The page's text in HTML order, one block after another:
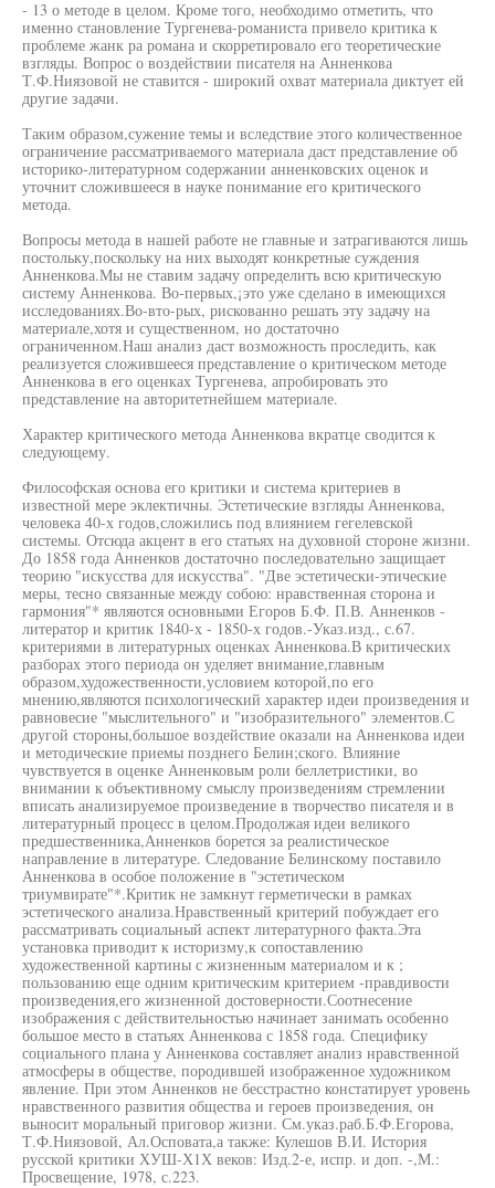
- 13 о методе в целом. Кроме того, необходимо отметить, что
именно становление Тургенева-романиста привело критика к
проблеме жанк ра романа и скорретировало его теоретические
взгляды. Вопрос о воздействии писателя на Анненкова
Т.Ф.Ниязовой не ставится - широкий охват материала диктует ей
другие задачи.
Таким образом,сужение темы и вследствие этого количественное
ограничение рассматриваемого материала даст представление об
историко-литературном содержании анненковских оценок и
уточнит сложившееся в науке понимание его критического
метода.
Вопросы метода в нашей работе не главные и затрагиваются лишь
постольку,поскольку на них выходят конкретные суждения
Анненкова.Мы не ставим задачу определить всю критическую
систему Анненкова. Во-первых,¡это уже сделано в имеющихся
исследованиях.Во-вто-рых, рискованно решать эту задачу на
материале,хотя и существенном, но достаточно
ограниченном.Наш анализ даст возможность проследить, как
реализуется сложившееся представление о критическом методе
Анненкова в его оценках Тургенева, апробировать это
представление на авторитетнейшем материале.
Характер критического метода Анненкова вкратце сводится к
следующему.
Философская основа его критики и система критериев в
известной мере эклектичны. Эстетические взгляды Анненкова,
человека 40-х годов,сложились под влиянием гегелевской
системы. Отсюда акцент в его статьях на духовной стороне жизни.
До 1858 года Анненков достаточно последовательно защищает
теорию "искусства для искусства". "Две эстетически-этические
меры, тесно связанные между собою: нравственная сторона и
гармония"* являются основными Егоров Б.Ф. П.В. Анненков -
литератор и критик 1840-х - 1850-х годов.-Указ.изд., с.67.
критериями в литературных оценках Анненкова.В критических
разборах этого периода он уделяет внимание,главным
образом,художественности,условием которой,по его
мнению,являются психологический характер идеи произведения и
равновесие "мыслительного" и "изобразительного" элементов.С
другой стороны,большое воздействие оказали на Анненкова идеи
и методические приемы позднего Белин;ского. Влияние
чувствуется в оценке Анненковым роли беллетристики, во
внимании к объективному смыслу произведениям стремлении
вписать анализируемое произведение в творчество писателя и в
литературный процесс в целом.Продолжая идеи великого
предшественника,Анненков борется за реалистическое
направление в литературе. Следование Белинскому поставило
Анненкова в особое положение в "эстетическом
триумвирате"*.Критик не замкнут герметически в рамках
эстетического анализа.Нравственный критерий побуждает его
рассматривать социальный аспект литературного факта.Эта
установка приводит к историзму,к сопоставлению
художественной картины с жизненным материалом и к ;
пользованию еще одним критическим критерием -правдивости
произведения,его жизненной достоверности.Соотнесение
изображения с действительностью начинает занимать особенно
большое место в статьях Анненкова с 1858 года. Специфику
социального плана у Анненкова составляет анализ нравственной
атмосферы в обществе, породившей изображенное художником
явление. При этом Анненков не бесстрастно констатирует уровень
нравственного развития общества и героев произведения, он
выносит моральный приговор жизни. См.указ.раб.Б.Ф.Егорова,
Т.Ф.Ниязовой, Ал.Осповата,а также: Кулешов В.И. История
русской критики ХУШ-Х1Х веков: Изд.2-е, испр. и доп. -,М.:
Просвещение, 1978, с.223.